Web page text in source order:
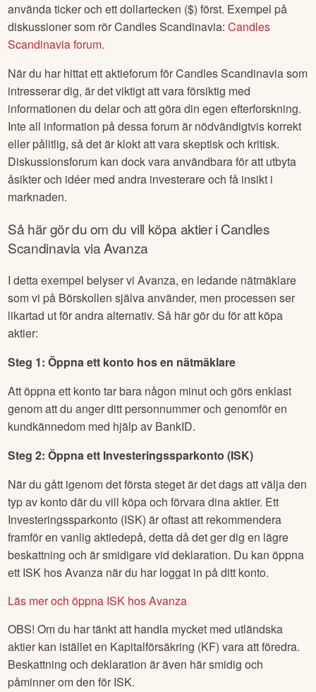
använda ticker och ett dollartecken ($) först. Exempel på
diskussioner som rörCandles Scandinavia:Candles
Scandinaviaforum.
När du har hittat ett aktieforum förCandles Scandinaviasom
intresserar dig, är det viktigt att vara försiktig med
informationen du delar och att göra din egen efterforskning.
Inte all information på dessa forum är nödvändigtvis korrekt
eller pålitlig, så det är klokt att vara skeptisk och kritisk.
Diskussionsforum kan dock vara användbara för att utbyta
åsikter och idéer med andra investerare och få insikt i
marknaden.
Så här gör du om du vill köpa aktier iCandles
Scandinaviavia Avanza
I detta exempel belyser vi Avanza, en ledande nätmäklare
som vi på Börskollen själva använder, men processen ser
likartad ut för andra alternativ. Så här gör du för att köpa
aktier:
Steg 1: Öppna ett konto hos en nätmäklare
Att öppna ett konto tar bara någon minut och görs enklast
genom att du anger ditt personnummer och genomför en
kundkännedom med hjälp av BankID.
Steg 2: Öppna ett Investeringssparkonto (ISK)
När du gått igenom det första steget är det dags att välja den
typ av konto där du vill köpa och förvara dina aktier. Ett
Investeringssparkonto (ISK) är oftast att rekommendera
framför en vanlig aktiedepå, detta då det ger dig en lägre
beskattning och är smidigare vid deklaration. Du kan öppna
ett ISK hos Avanza när du har loggat in på ditt konto.
Läs mer och öppna ISK hos Avanza
OBS! Om du har tänkt att handla mycket med utländska
aktier kan istället en Kapitalförsäkring (KF) vara att föredra.
Beskattning och deklaration är även här smidig och
påminner om den för ISK.